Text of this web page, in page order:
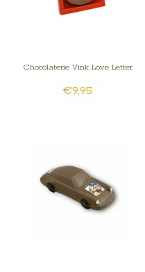
Chocolaterie Vink Love Letter
€9,95